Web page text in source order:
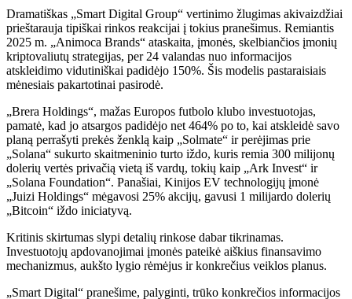
Dramatiškas „Smart Digital Group“ vertinimo žlugimas akivaizdžiai
prieštarauja tipiškai rinkos reakcijai į tokius pranešimus. Remiantis
2025 m. „Animoca Brands“ ataskaita, įmonės, skelbiančios įmonių
kriptovaliutų strategijas, per 24 valandas nuo informacijos
atskleidimo vidutiniškai padidėjo 150%. Šis modelis pastaraisiais
mėnesiais pakartotinai pasirodė.
„Brera Holdings“, mažas Europos futbolo klubo investuotojas,
pamatė, kad jo atsargos padidėjo net 464% po to, kai atskleidė savo
planą perrašyti prekės ženklą kaip „Solmate“ ir perėjimas prie
„Solana“ sukurto skaitmeninio turto iždo, kuris remia 300 milijonų
dolerių vertės privačią vietą iš vardų, tokių kaip „Ark Invest“ ir
„Solana Foundation“. Panašiai, Kinijos EV technologijų įmonė
„Juizi Holdings“ mėgavosi 25% akcijų, gavusi 1 milijardo dolerių
„Bitcoin“ iždo iniciatyvą.
Kritinis skirtumas slypi detalių rinkose dabar tikrinamas.
Investuotojų apdovanojimai įmonės pateikė aiškius finansavimo
mechanizmus, aukšto lygio rėmėjus ir konkrečius veiklos planus.
„Smart Digital“ pranešime, palyginti, trūko konkrečios informacijos